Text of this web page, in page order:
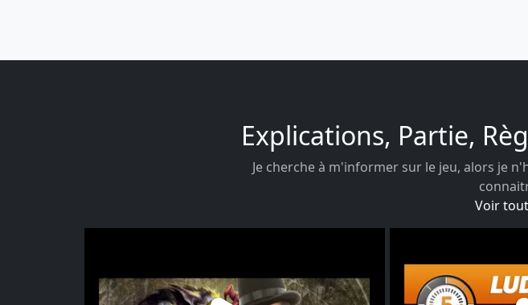
Explications, Partie,
Je cherche à m'informer sur le jeu, alors je
Voir